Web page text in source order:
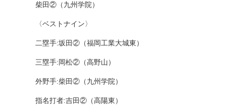
柴田②（九州学院）
〈ベストナイン〉
二塁手:坂田②（福岡工業大城東）
三塁手:岡松②（高野山）
外野手:柴田②（九州学院）
指名打者:吉田②（高陽東）